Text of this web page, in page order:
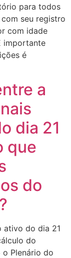
para todos
seu registro
com idade
importante
é
a
dia 21
que
do
ativo do dia 21
do
Plenário do